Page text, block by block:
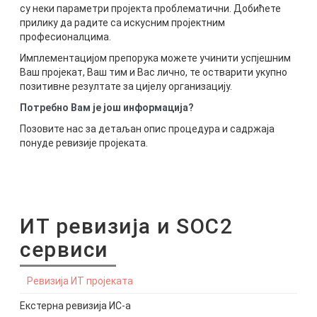
су неки параметри пројекта проблематични. Добићете
прилику да радите са искусним пројектним
професионалцима.
Имплементацијом препорука можете учинити успјешним
Ваш пројекат, Ваш тим и Вас лично, те остварити укупно
позитивне резултате за цијелу организацију.
Потребно Вам је још информација?
Позовите нас за детаљан опис процедура и садржаја
понуде ревизије пројеката.
ИТ ревизија и SOC2
сервиси
Ревизија ИТ пројеката
Екстерна ревизија ИС-а